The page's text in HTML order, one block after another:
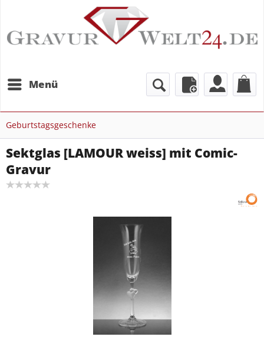
Menü
Geburtstagsgeschenke
Sektglas [LAMOUR weiss] mit Comic-
Gravur